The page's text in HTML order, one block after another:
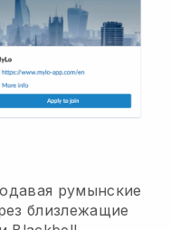
румынские
близлежащие